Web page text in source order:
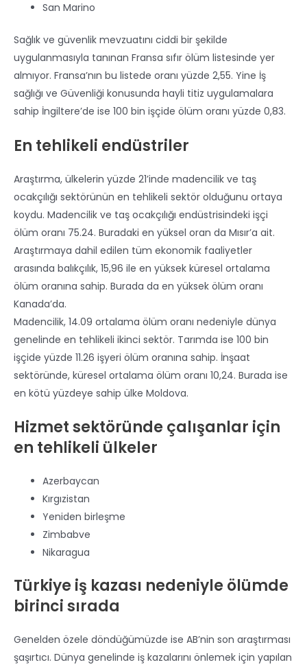
San Marino
Sağlık ve güvenlik mevzuatını ciddi bir şekilde
uygulanmasıyla tanınan Fransa sıfır ölüm listesinde yer
almıyor. Fransa’nın bu listede oranı yüzde 2,55. Yine İş
sağlığı ve Güvenliği konusunda hayli titiz uygulamalara
sahip İngiltere’de ise 100 bin işçide ölüm oranı yüzde 0,83.
En tehlikeli endüstriler
Araştırma, ülkelerin yüzde 21’inde madencilik ve taş
ocakçılığı sektörünün en tehlikeli sektör olduğunu ortaya
koydu. Madencilik ve taş ocakçılığı endüstrisindeki işçi
ölüm oranı 75.24. Buradaki en yüksel oran da Mısır’a ait.
Araştırmaya dahil edilen tüm ekonomik faaliyetler
arasında balıkçılık, 15,96 ile en yüksek küresel ortalama
ölüm oranına sahip. Burada da en yüksek ölüm oranı
Kanada’da.
Madencilik, 14.09 ortalama ölüm oranı nedeniyle dünya
genelinde en tehlikeli ikinci sektör. Tarımda ise 100 bin
işçide yüzde 11.26 işyeri ölüm oranına sahip. İnşaat
sektöründe, küresel ortalama ölüm oranı 10,24. Burada ise
en kötü yüzdeye sahip ülke Moldova.
Hizmet sektöründe çalışanlar için
en tehlikeli ülkeler
Azerbaycan
Kırgızistan
Yeniden birleşme
Zimbabve
Nikaragua
Türkiye iş kazası nedeniyle ölümde
birinci sırada
Genelden özele döndüğümüzde ise AB’nin son araştırması
şaşırtıcı. Dünya genelinde iş kazalarını önlemek için yapılan